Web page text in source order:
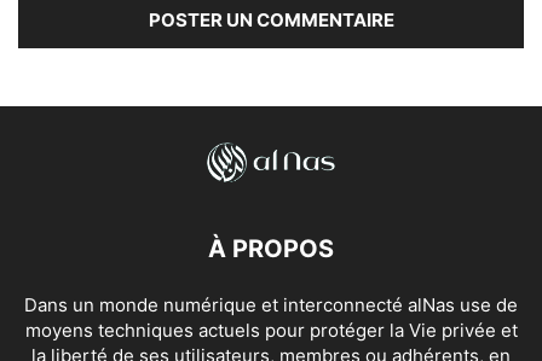
À PROPOS
Dans un monde numérique et interconnecté alNas use de
moyens techniques actuels pour protéger la Vie privée et
la liberté de ses utilisateurs, membres ou adhérents, en